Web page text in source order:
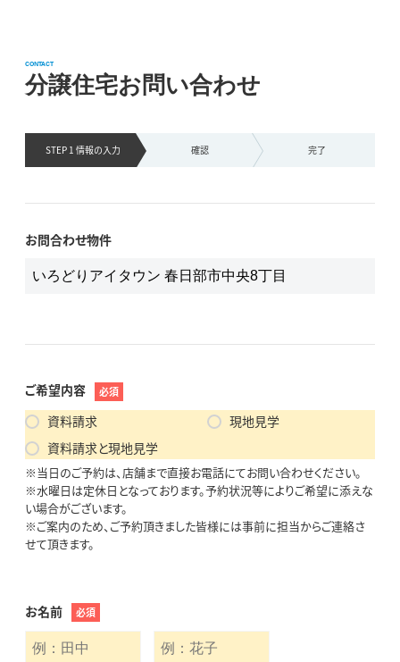
分譲住宅お問い合わせ
CONTACT
STEP 1 情報の入力 確認 完了
お問合わせ物件
ご希望内容 必須
資料請求
現地見学
資料請求と現地見学
※当日のご予約は、店舗まで直接お電話にてお問い合わせください。
※水曜日は定休日となっております。予約状況等によりご希望に添えな
い場合がございます。
※ご案内のため、ご予約頂きました皆様には事前に担当からご連絡さ
せて頂きます。
お名前 必須